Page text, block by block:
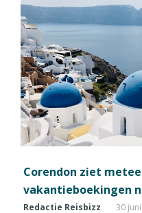
Corendon ziet
vakantieboekingen
Redactie Reisbizz 30